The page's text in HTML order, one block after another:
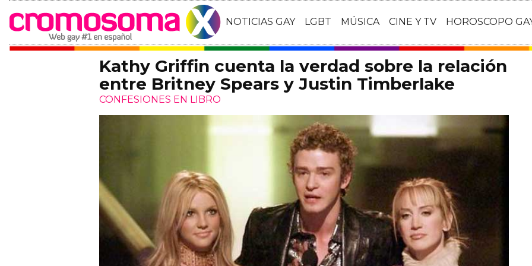
NOTICIAS GAY LGBT MÚSICA CINE Y TV HOROSCOPO
Kathy Griffin cuenta la verdad sobre la relación
entre Britney Spears y Justin Timberlake
CONFESIONES EN LIBRO